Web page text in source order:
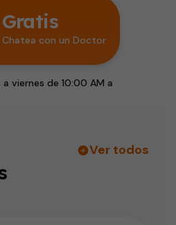
Gratis
Chatea con un Doctor
viernes de 10:00 AM a
Ver todos